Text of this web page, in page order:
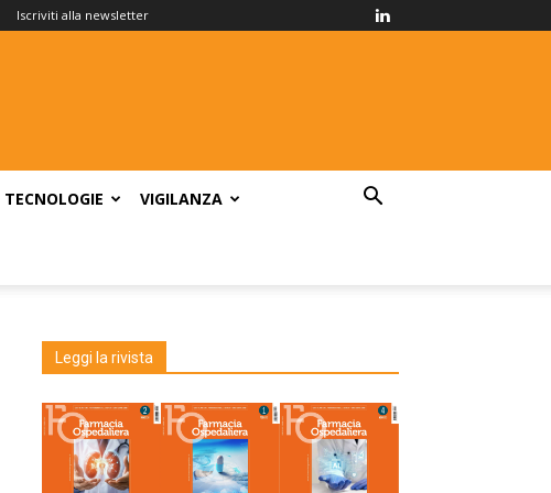
Iscriviti alla newsletter
TECNOLOGIE VIGILANZA
Leggi la rivista